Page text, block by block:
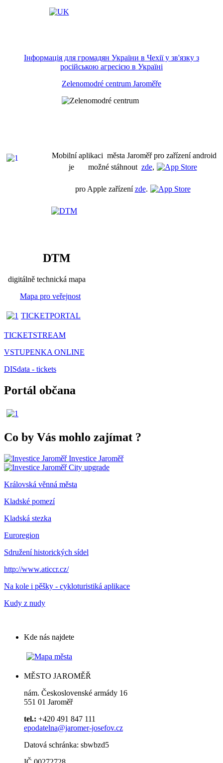
Інформація для громадян України в Чехії у зв'язку з
російською агресією в Україні
Zelenomodré centrum Jaroměře
Mobilní aplikaci města Jaroměř pro zařízení android
je možné stáhnout zde,
pro Apple zařízenízde.
DTM
digitálně technická mapa
Mapa pro veřejnost
TICKETPORTAL
TICKETSTREAM
VSTUPENKA ONLINE
DISdata - tickets
Portál občana
Co by Vás mohlo zajímat ?
Investice Jaroměř
City upgrade
Královská věnná města
Kladské pomezí
Kladská stezka
Euroregion
Sdružení historických sídel
http://www.aticcr.cz/
Na kole i pěšky - cykloturistiká aplikace
Kudy z nudy
Kde nás najdete
MĚSTO JAROMĚŘ
nám. Československé armády 16
551 01 Jaroměř
tel.: +420 491 847 111
epodatelna@jaromer-josefov.cz
Datová schránka: sbwbzd5